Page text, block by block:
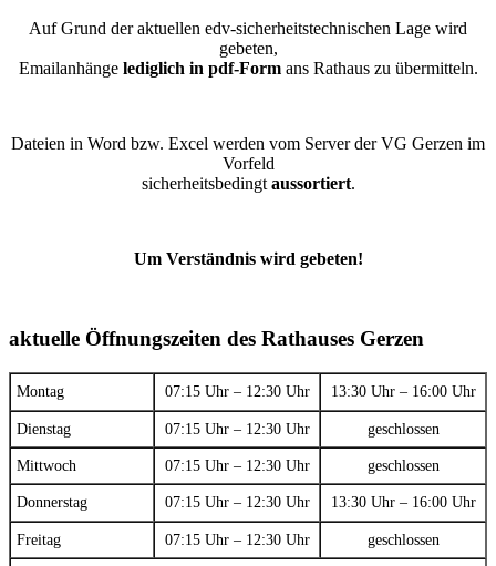
Auf Grund der aktuellen edv-sicherheitstechnischen Lage wird
gebeten,
Emailanhänge lediglich in pdf-Formans Rathaus zu übermitteln.
Dateien in Word bzw. Excel werden vom Server der VG Gerzen im
Vorfeld
sicherheitsbedingt aussortiert.
Um Verständnis wird gebeten!
aktuelle Öffnungszeiten des Rathauses Gerzen
Montag 07:15 Uhr – 12:30 Uhr 13:30 Uhr – 16:00 Uhr
Dienstag 07:15 Uhr – 12:30 Uhr geschlossen
Mittwoch 07:15 Uhr – 12:30 Uhr geschlossen
Donnerstag 07:15 Uhr – 12:30 Uhr 13:30 Uhr – 16:00 Uhr
Freitag 07:15 Uhr – 12:30 Uhr geschlossen